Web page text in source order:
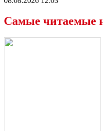
Самые читаемые